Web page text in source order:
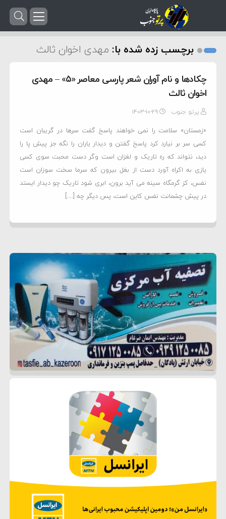
برچسب زده شده با: مهدی اخوان ثالث
چکادها و نام آوران شعر پارسی معاصر «۵» – مهدی
اخوان ثالث
پرتو جنوب ۱۴۰۳-۱۰-۲۹
«زمستان» سلامت را نمی خواهند پاسخ گفت سرها در گریبان است
کسی سر بر نیارد کرد پاسخ گفتن و دیدار یاران را نگه جز پیش پا را
دید، نتواند که ره تاریک و لغزان است وگر دست محبت سوی کسی
یازی به اکراه آورد دست از بغل بیرون که سرما سخت سوزان است
نفس، کز گرمگاه سینه می آید برون، ابری شود تاریک چو دیدار ایستد
در پیش چشمانت نفس کاین است، پس دیگر چه […]